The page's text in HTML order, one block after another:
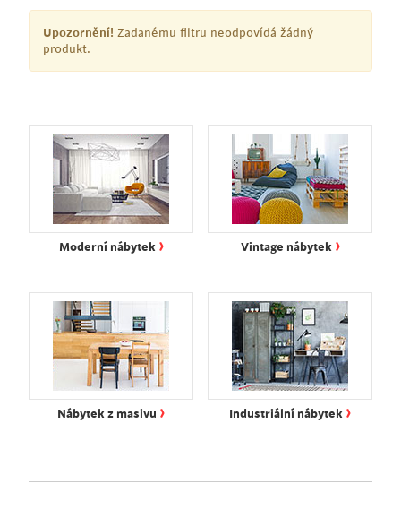
Upozornění! Zadanému filtru neodpovídá žádný
produkt.
Moderní nábytek › Vintage nábytek ›
Nábytek z masivu › Industriální nábytek ›